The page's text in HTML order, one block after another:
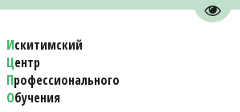
Искитимский
Центр
Профессионального
Обучения